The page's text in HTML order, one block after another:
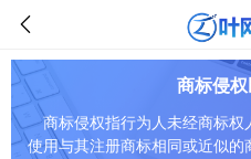
商标侵
商标侵权指行为人未经商标
使用与其注册商标相同或近似